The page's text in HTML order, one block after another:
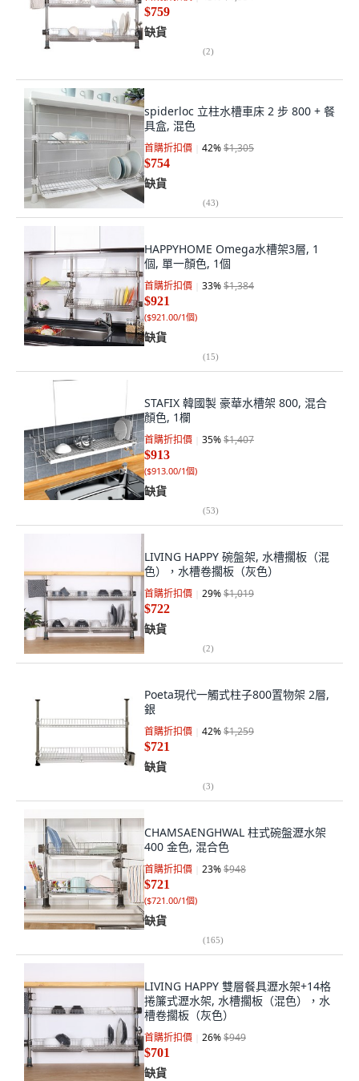
$759
缺貨
(2)
spiderloc 立柱水槽車床 2 步 800 + 餐
具盒, 混色
首購折扣價 42%$1,305
$754
缺貨
(43)
HAPPYHOME Omega水槽架3層, 1
個, 單一顏色, 1個
首購折扣價 33%$1,384
$921
($921.00/1個)
缺貨
(15)
STAFIX 韓國製 豪華水槽架 800, 混合
顏色, 1欄
首購折扣價 35%$1,407
$913
($913.00/1個)
缺貨
(53)
LIVING HAPPY 碗盤架, 水槽擱板（混
色），水槽卷擱板（灰色）
首購折扣價 29%$1,019
$722
缺貨
(2)
Poeta現代一觸式柱子800置物架 2層,
銀
首購折扣價 42%$1,259
$721
缺貨
(3)
CHAMSAENGHWAL 柱式碗盤瀝水架
400 金色, 混合色
首購折扣價 23%$948
$721
($721.00/1個)
缺貨
(165)
LIVING HAPPY 雙層餐具瀝水架+14格
捲簾式瀝水架, 水槽擱板（混色），水
槽卷擱板（灰色）
首購折扣價 26%$949
$701
缺貨